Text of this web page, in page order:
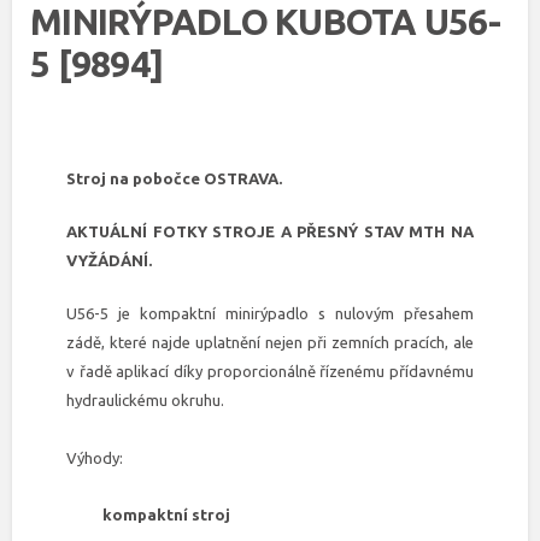
MINIRÝPADLO KUBOTA U56-
5 [9894]
Stroj na pobočce OSTRAVA.
AKTUÁLNÍ FOTKY STROJE A PŘESNÝ STAV MTH NA
VYŽÁDÁNÍ.
U56-5 je kompaktní minirýpadlo s nulovým přesahem
zádě, které najde uplatnění nejen při zemních pracích, ale
v řadě aplikací díky proporcionálně řízenému přídavnému
hydraulickému okruhu.
Výhody:
kompaktní stroj